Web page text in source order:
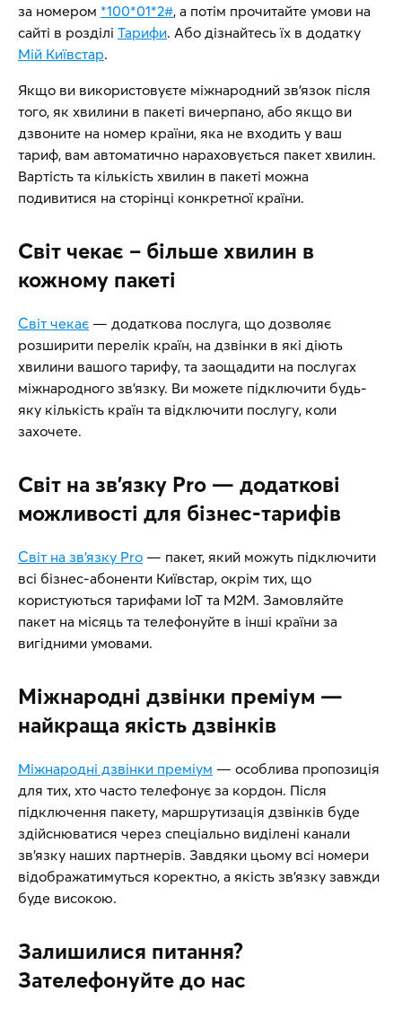
за номером *100*01*2#, а потім прочитайте умови на
сайті в розділі Тарифи. Або дізнайтесь їх в додатку
Мій Київстар.
Якщо ви використовуєте міжнародний зв’язок після
того, як хвилини в пакеті вичерпано, або якщо ви
дзвоните на номер країни, яка не входить у ваш
тариф, вам автоматично нараховується пакет хвилин.
Вартість та кількість хвилин в пакеті можна
подивитися на сторінці конкретної країни.
Світ чекає – більше хвилин в
кожному пакеті
Світ чекає — додаткова послуга, що дозволяє
розширити перелік країн, на дзвінки в які діють
хвилини вашого тарифу, та заощадити на послугах
міжнародного зв’язку. Ви можете підключити будь-
яку кількість країн та відключити послугу, коли
захочете.
Світ на зв’язку Pro — додаткові
можливості для бізнес-тарифів
Світ на зв’язку Pro — пакет, який можуть підключити
всі бізнес-абоненти Київстар, окрім тих, що
користуються тарифами IoT та М2М. Замовляйте
пакет на місяць та телефонуйте в інші країни за
вигідними умовами.
Міжнародні дзвінки преміум —
найкраща якість дзвінків
Міжнародні дзвінки преміум — особлива пропозиція
для тих, хто часто телефонує за кордон. Після
підключення пакету, маршрутизація дзвінків буде
здійснюватися через спеціально виділені канали
зв’язку наших партнерів. Завдяки цьому всі номери
відображатимуться коректно, а якість зв’язку завжди
буде високою.
Залишилися питання?
Зателефонуйте до нас